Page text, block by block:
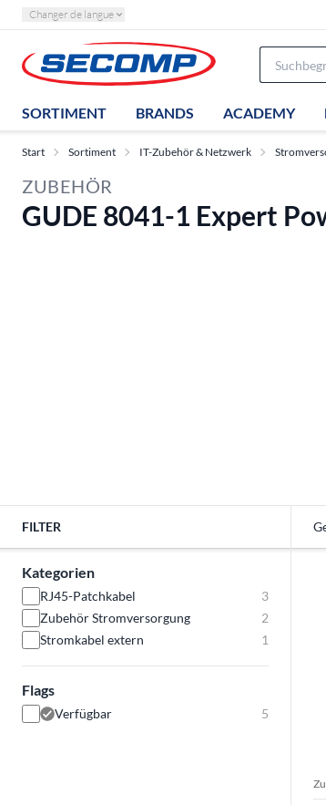
Changer de langue
SORTIMENT BRANDS ACADEMY
Start Sortiment IT-Zubehör & Netzwerk
ZUBEHÖR
GUDE 8041-1 Expert
FILTER
Kategorien
RJ45-Patchkabel
3
Zubehör Stromversorgung
2
Stromkabel extern
1
Flags
Verfügbar 5